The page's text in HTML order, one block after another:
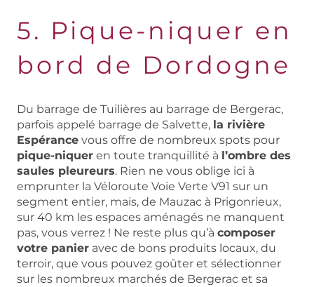
5. Pique-niquer en
bord de Dordogne
Du barrage de Tuilières au barrage de Bergerac,
parfois appelé barrage de Salvette, la rivière
Espérance vous offre de nombreux spots pour
pique-niquer en toute tranquillité à l’ombre des
saules pleureurs. Rien ne vous oblige ici à
emprunter la Véloroute Voie Verte V91 sur un
segment entier, mais, de Mauzac à Prigonrieux,
sur 40 km les espaces aménagés ne manquent
pas, vous verrez ! Ne reste plus qu’à composer
votre panier avec de bons produits locaux, du
terroir, que vous pouvez goûter et sélectionner
sur les nombreux marchés de Bergerac et sa